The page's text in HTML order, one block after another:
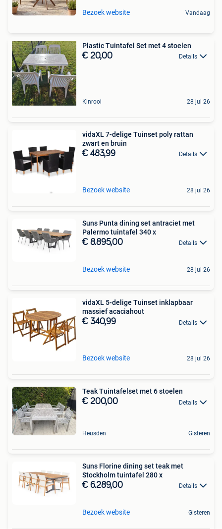
Bezoek website Vandaag
Plastic Tuintafel Set met 4 stoelen
€ 20,00 Details
Kinrooi 28 jul 26
vidaXL 7-delige Tuinset poly rattan
zwart en bruin
€ 483,99 Details
Bezoek website 28 jul 26
Suns Punta dining set antraciet met
Palermo tuintafel 340 x
€ 8.895,00 Details
Bezoek website 28 jul 26
vidaXL 5-delige Tuinset inklapbaar
massief acaciahout
€ 340,99 Details
Bezoek website 28 jul 26
Teak Tuintafelset met 6 stoelen
€ 200,00 Details
Heusden Gisteren
Suns Florine dining set teak met
Stockholm tuintafel 280 x
€ 6.289,00 Details
Bezoek website Gisteren